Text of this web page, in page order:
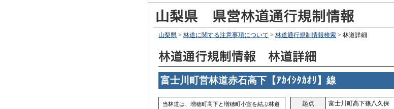
山梨県 > 林道に関する注意事項について > 林道通行規制情報検索 > 林道詳細
富士川町営林道赤石高下【ｱｶｲｼﾀｶｵﾘ】線
当林道は、増穂町高下と増穂町小室を結ぶ林道
起点 富士川町高下篠八久保